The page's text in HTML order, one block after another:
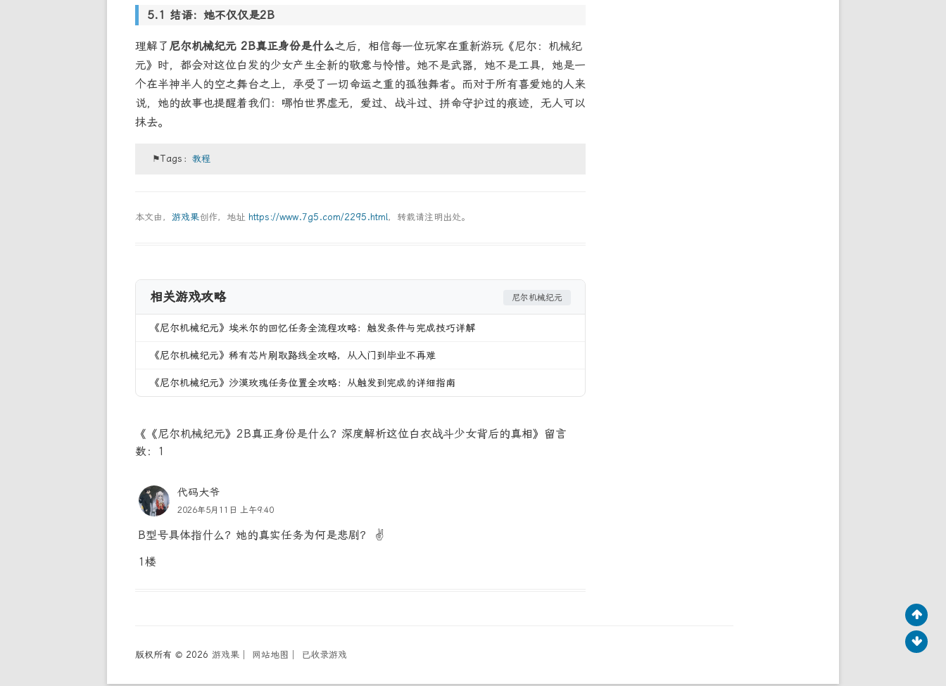
结语：她不仅仅是2B
理解了 尼尔机械纪元 2B真正身份是什么之后，相信每一位玩家在重新游玩《尼尔：机械纪
元》时，都会对这位白发的少女产生全新的敬意与怜惜。她不是武器，她不是工具，她是一
个在半神半人的空之舞台之上，承受了一切命运之重的孤独舞者。而对于所有喜爱她的人来
说，她的故事也提醒着我们：哪怕世界虚无，爱过、战斗过、拼命守护过的痕迹，无人可以
抹去。
⚑Tags：教程
本文由， 游戏果创作，地址 https://www.7g5.com/2295.html，转载请注明出处。
相关游戏攻略 尼尔机械纪元
《尼尔机械纪元》埃米尔的回忆任务全流程攻略：触发条件与完成技巧详解
《尼尔机械纪元》稀有芯片刷取路线全攻略，从入门到毕业不再难
《尼尔机械纪元》沙漠玫瑰任务位置全攻略：从触发到完成的详细指南
《《尼尔机械纪元》2B真正身份是什么？深度解析这位白衣战斗少女背后的真相》留言
数：1
代码大爷
2026年5月11日 上午9:40
B型号具体指什么？她的真实任务为何是悲剧？ ✌️
1楼
版权所有 © 2026 游戏果 网站地图 已收录游戏